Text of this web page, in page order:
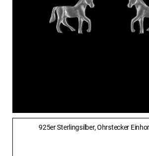
925er Sterlingsilber, Ohrstecker